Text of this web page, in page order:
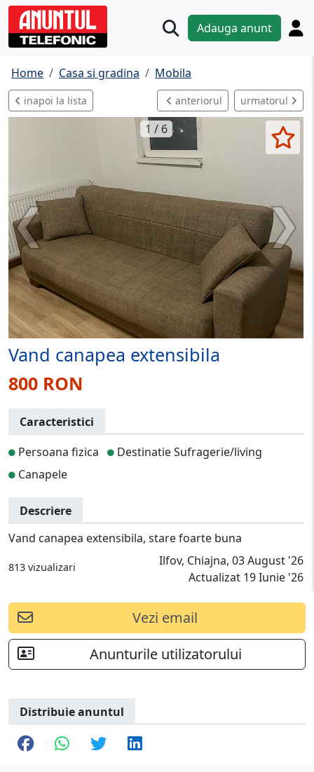
Adauga anunt
Home Casa si gradina Mobila
inapoi la lista anteriorul urmatorul
1 / 6
Vand canapea extensibila
800 RON
Caracteristici
Persoana fizica
Destinatie Sufragerie/living
Canapele
Descriere
Vand canapea extensibila, stare foarte buna
813 vizualizari
Ilfov, Chiajna, 03 August '26
Actualizat 19 Iunie '26
Vezi email
Anunturile utilizatorului
Distribuie anuntul